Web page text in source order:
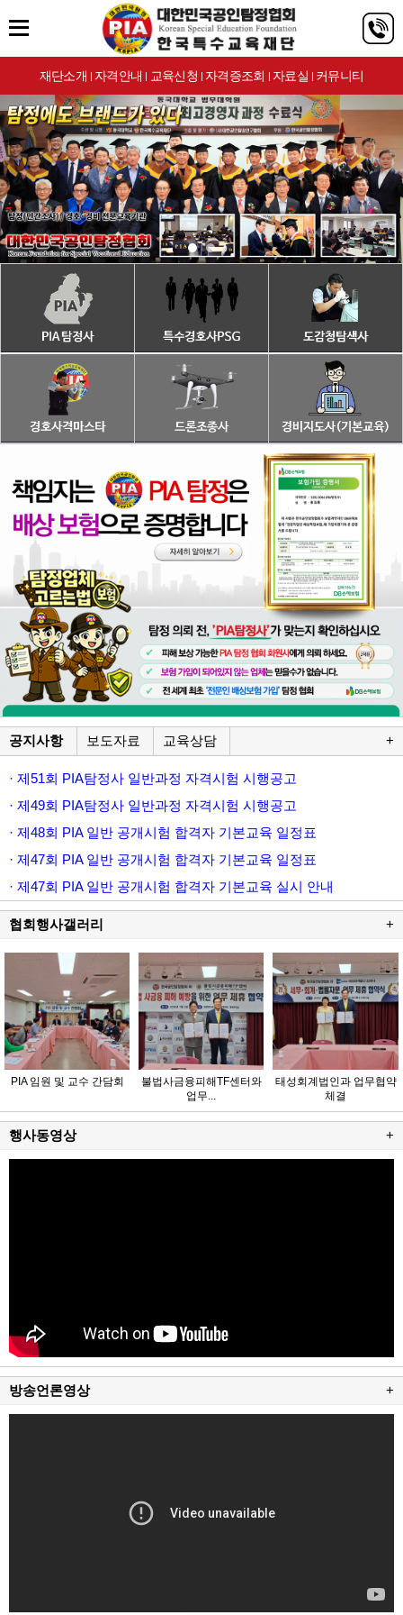
재단소개 | 자격안내 | 교육신청 | 자격증조회 | 자료실 | 커뮤니티
공지사항 보도자료 교육상담 +
· 제51회 PIA탐정사 일반과정 자격시험 시행공고
· 제49회 PIA탐정사 일반과정 자격시험 시행공고
· 제48회 PIA 일반 공개시험 합격자 기본교육 일정표
· 제47회 PIA 일반 공개시험 합격자 기본교육 일정표
· 제47회 PIA 일반 공개시험 합격자 기본교육 실시 안내
협회행사갤러리 +
PIA 임원 및 교수 간담회
불법사금융피해TF센터와
업무...
태성회계법인과 업무협약
체결
행사동영상 +
방송언론영상 +